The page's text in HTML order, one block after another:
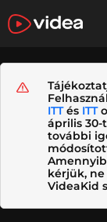
ITTés ITT
április 30-
további
kérjük, ne
VideaKid